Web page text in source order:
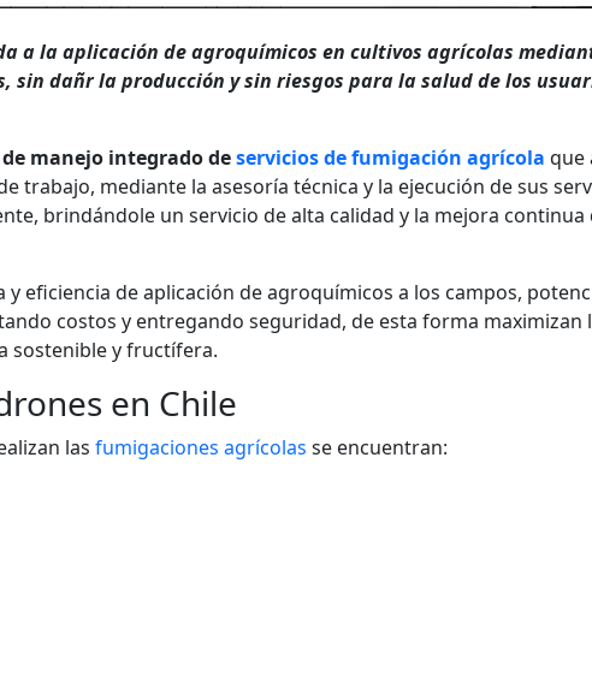
a la aplicación de agroquímicos en cultivos agrícolas
sin dañr la producción y sin riesgos para la salud de los
de manejo integrado deservicios de fumigación agrícola que
trabajo, mediante la asesoría técnica y la ejecución de sus
brindándole un servicio de alta calidad y la mejora continua
y eficiencia de aplicación de agroquímicos a los campos,
costos y entregando seguridad, de esta forma maximizan
sostenible y fructífera.
en Chile
lasfumigaciones agrícolas se encuentran: